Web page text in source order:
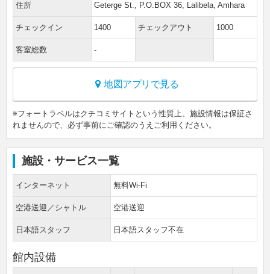
住所 Geterge St., P.O.BOX 36, Lalibela, Amhara
チェックイン 1400 チェックアウト 1000
客室総数 -
地図アプリで見る
※フォートラベルはクチコミサイトという性質上、施設情報は保証さ
れませんので、必ず事前にご確認のうえご利用ください。
施設・サービス一覧
インターネット 無料Wi-Fi
空港送迎／シャトル 空港送迎
日本語スタッフ 日本語スタッフ不在
館内設備